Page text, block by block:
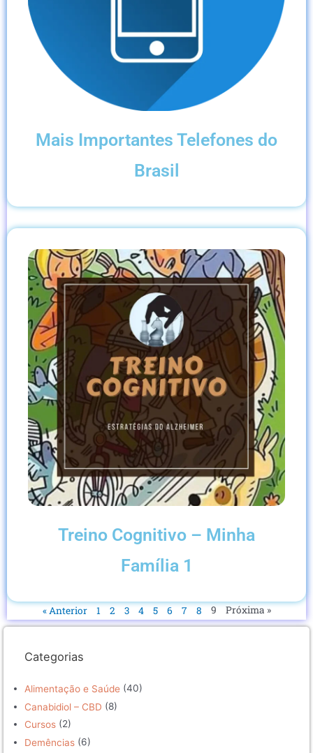
Categorias
Alimentação e Saúde (40)
Canabidiol – CBD (8)
Cursos (2)
Demências (6)
Mais Importantes Telefones do
Brasil
Treino Cognitivo – Minha
Família 1
« Anterior 1 2 3 4 5 6 7 8 9 Próxima »